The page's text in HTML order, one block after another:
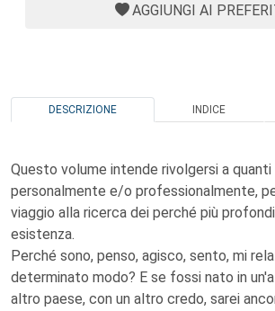
AGGIUNGI AI
DESCRIZIONE INDICE
Questo volume intende rivolgersi a quanti
personalmente e/o professionalmente,
viaggio alla ricerca dei perché più
esistenza.
Perché sono, penso, agisco, sento, mi
determinato modo? E se fossi nato in
altro paese, con un altro credo, sarei